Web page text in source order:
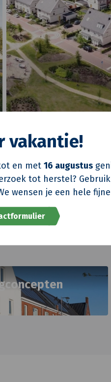
vakantie!
en met 16 augustus
tot herstel?
wensen je een hele
Nieuwbouw
Meer lezen over onze